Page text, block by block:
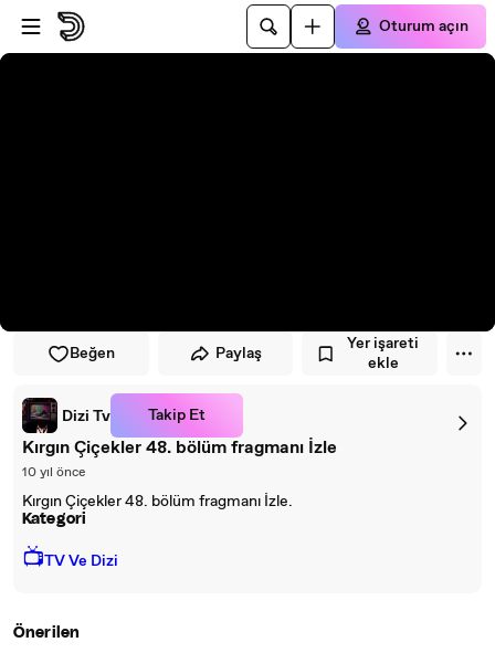
Oynatıcıya atla
Ana içeriğe atla
Oturum açın
Beğen Paylaş
Yer işareti
ekle
Dizi Tv Takip Et
Kırgın Çiçekler 48. bölüm fragmanı İzle
10 yıl önce
Kırgın Çiçekler 48. bölüm fragmanı İzle.
Kategori
📺TV Ve Dizi
Önerilen